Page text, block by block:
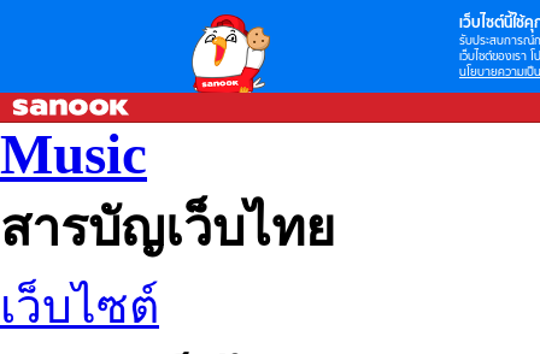
เว็บไซต์นี้ใช้คุ
รับประสบการณ์
เว็บไซต์ของเรา
นโยบายความเป็
Music
สารบัญเว็บไทย
เว็บไซต์